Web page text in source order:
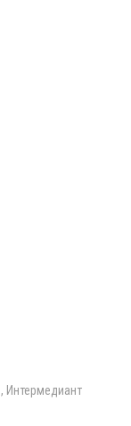
Интермедиант